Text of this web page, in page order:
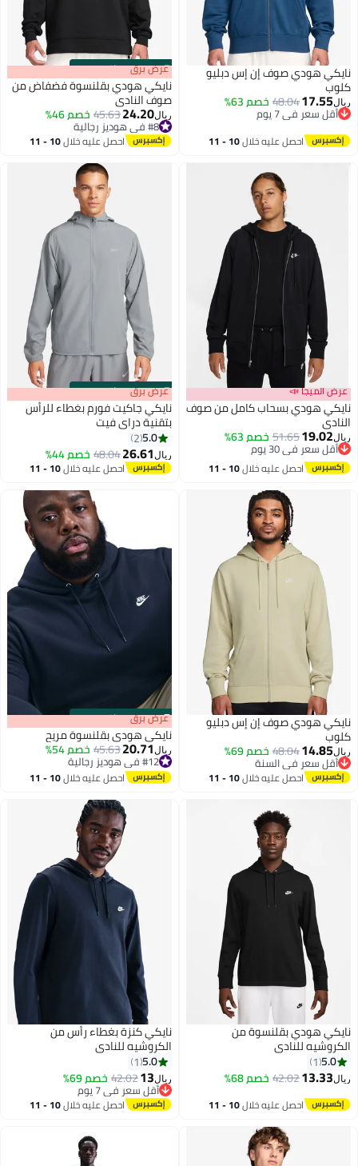
2
نايكي هودي صوف إن إس دبليو
كلوب
ريال17.55
48.04خصم 63%
أقل سعر في 7 يوم
أقل سعر في 7 يوم
احصل عليه خلال 10 - 11
00m:00s
·باقي 100%
3
عرض برق
نايكي هودي بقلنسوة فضفاض من
صوف النادي
ريال24.20
45.63خصم 46%
#8 في هوديز رجالية
#8 في هوديز رجالية احصل عليه خلال 10 - 11
عرض الميجا 📣
نايكي هودي بسحاب كامل من صوف
النادي
ريال19.02
51.65خصم 63%
أقل سعر في 30 يوم
أقل سعر في 30 يوماحصل عليه خلال 10 - 11
00m:00s
·باقي 100% عرض برق
نايكي جاكيت فورم بغطاء للرأس
بتقنية دراي فيت
5.0
2
ريال26.61
48.04خصم 44%
احصل عليه خلال 10 - 11
2
نايكي هودي صوف إن إس دبليو
كلوب
ريال14.85
48.04خصم 69%
أقل سعر في السنة
أقل سعر في السنة
احصل عليه خلال 10 - 11
00m:00s
·باقي 100% عرض برق
نايكي هودي بقلنسوة مريح
ريال20.71
45.63خصم 54%
#12 في هوديز رجالية
#12 في هوديز رجالية احصل عليه خلال 10 - 11
4
نايكي هودي بقلنسوة من
الكروشيه للنادي
5.0
1
ريال13.33
42.02خصم 68%
احصل عليه خلال 10 - 11
4
نايكي كنزة بغطاء رأس من
الكروشيه للنادي
5.0
1
ريال13
42.02خصم 69%
أقل سعر في 7 يوم
أقل سعر في 7 يوماحصل عليه خلال 10 - 11